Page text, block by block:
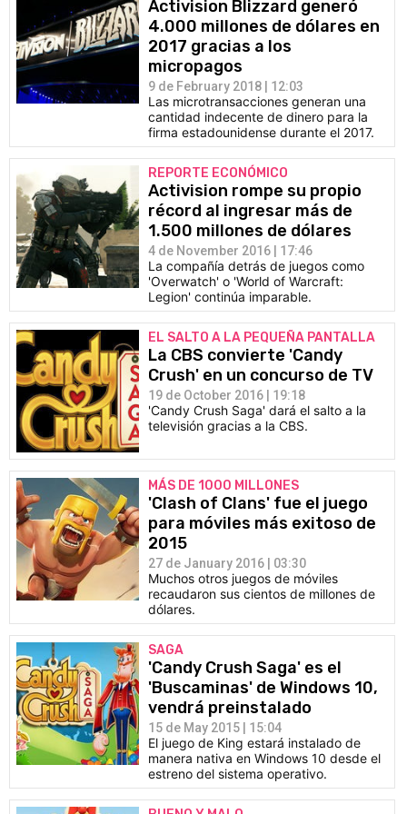
Activision Blizzard generó
4.000 millones de dólares en
2017 gracias a los
micropagos
9 de February 2018 | 12:03
Las microtransacciones generan una
cantidad indecente de dinero para la
firma estadounidense durante el 2017.
REPORTE ECONÓMICO
Activision rompe su propio
récord al ingresar más de
1.500 millones de dólares
4 de November 2016 | 17:46
La compañía detrás de juegos como
'Overwatch' o 'World of Warcraft:
Legion' continúa imparable.
EL SALTO A LA PEQUEÑA PANTALLA
La CBS convierte 'Candy
Crush' en un concurso de TV
19 de October 2016 | 19:18
'Candy Crush Saga' dará el salto a la
televisión gracias a la CBS.
MÁS DE 1000 MILLONES
'Clash of Clans' fue el juego
para móviles más exitoso de
2015
27 de January 2016 | 03:30
Muchos otros juegos de móviles
recaudaron sus cientos de millones de
dólares.
SAGA
'Candy Crush Saga' es el
'Buscaminas' de Windows 10,
vendrá preinstalado
15 de May 2015 | 15:04
El juego de King estará instalado de
manera nativa en Windows 10 desde el
estreno del sistema operativo.